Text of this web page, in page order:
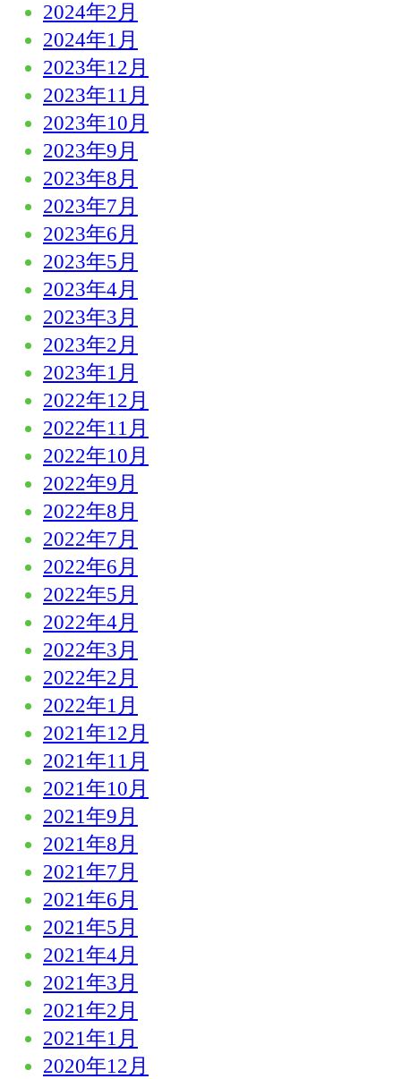
2024年2月
2024年1月
2023年12月
2023年11月
2023年10月
2023年9月
2023年8月
2023年7月
2023年6月
2023年5月
2023年4月
2023年3月
2023年2月
2023年1月
2022年12月
2022年11月
2022年10月
2022年9月
2022年8月
2022年7月
2022年6月
2022年5月
2022年4月
2022年3月
2022年2月
2022年1月
2021年12月
2021年11月
2021年10月
2021年9月
2021年8月
2021年7月
2021年6月
2021年5月
2021年4月
2021年3月
2021年2月
2021年1月
2020年12月